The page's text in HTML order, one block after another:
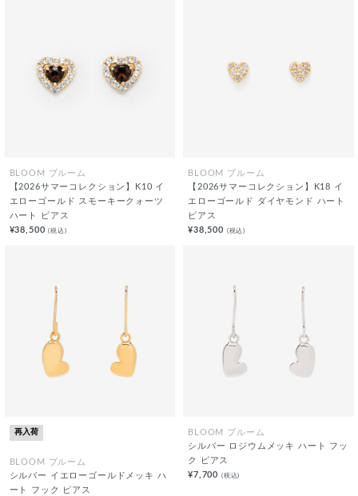
BLOOM ブルーム
【2026サマーコレクション】K10 イ
エローゴールド スモーキークォーツ
ハート ピアス
¥38,500(税込)
BLOOM ブルーム
【2026サマーコレクション】K18 イ
エローゴールド ダイヤモンド ハート
ピアス
¥38,500 (税込)
再入荷
BLOOM ブルーム
シルバー イエローゴールドメッキ ハ
ート フック ピアス
BLOOM ブルーム
シルバー ロジウムメッキ ハート フッ
ク ピアス
¥7,700 (税込)